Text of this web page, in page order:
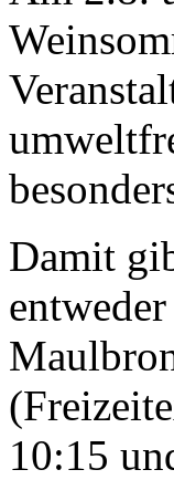
Damit
10:15